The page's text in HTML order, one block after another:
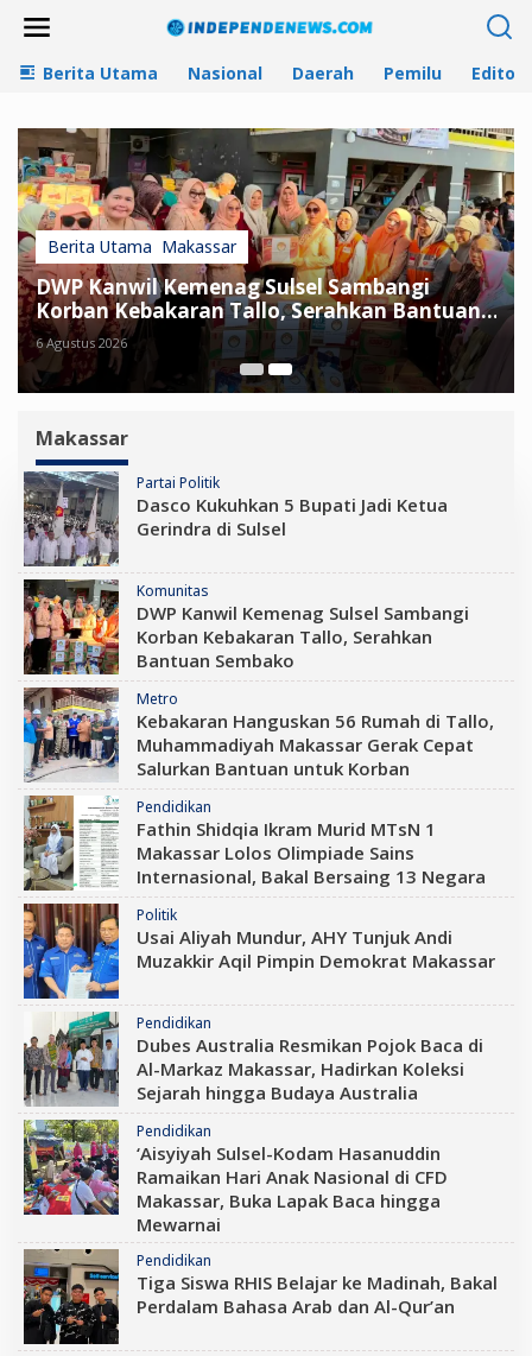
Berita Utama Nasional Daerah Pemilu
Berita Utama Makassar
DWP Kanwil Kemenag Sulsel Sambangi
Korban Kebakaran Tallo, Serahkan Bantuan
Sembako
6 Agustus 2026
Makassar
Partai Politik
Dasco Kukuhkan 5 Bupati Jadi Ketua
Gerindra di Sulsel
Komunitas
DWP Kanwil Kemenag Sulsel Sambangi
Korban Kebakaran Tallo, Serahkan
Bantuan Sembako
Metro
Kebakaran Hanguskan 56 Rumah di Tallo,
Muhammadiyah Makassar Gerak Cepat
Salurkan Bantuan untuk Korban
Pendidikan
Fathin Shidqia Ikram Murid MTsN 1
Makassar Lolos Olimpiade Sains
Internasional, Bakal Bersaing 13 Negara
Politik
Usai Aliyah Mundur, AHY Tunjuk Andi
Muzakkir Aqil Pimpin Demokrat Makassar
Pendidikan
Dubes Australia Resmikan Pojok Baca di
Al-Markaz Makassar, Hadirkan Koleksi
Sejarah hingga Budaya Australia
Pendidikan
‘Aisyiyah Sulsel-Kodam Hasanuddin
Ramaikan Hari Anak Nasional di CFD
Makassar, Buka Lapak Baca hingga
Mewarnai
Pendidikan
Tiga Siswa RHIS Belajar ke Madinah, Bakal
Perdalam Bahasa Arab dan Al-Qur’an